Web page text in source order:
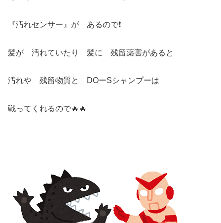
『汚れセンサー』が あるので❗️
髪が 汚れていたり 髪に 残留薬害があると
汚れや 残留物質と DOーSシャンプーは
戦ってくれるので🔥🔥